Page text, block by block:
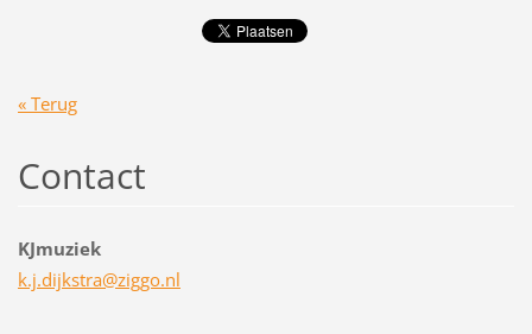
« Terug
Contact
KJmuziek
k.j.dijkstra@ziggo.nl